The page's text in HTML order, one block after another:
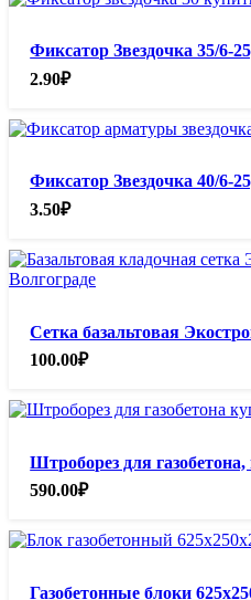
Фиксатор Звездочка 35/6-
2.90₽
Фиксатор Звездочка 40/6-
3.50₽
Сетка базальтовая
100.00₽
Штроборез для
590.00₽
Газобетонные блоки